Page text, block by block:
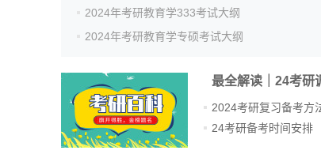
2024年考研教育学333考试大纲
2024年考研教育学专硕考试大纲
最全解读｜24考研
2024考研复习备考方
24考研备考时间安排